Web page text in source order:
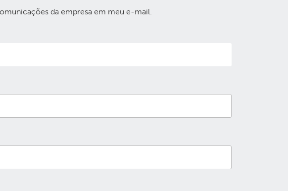
da empresa em meu e-mail.